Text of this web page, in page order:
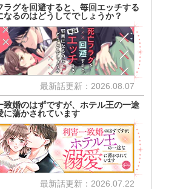
ラグを回避すると、毎回エッチする
なるのはどうしてでしょうか？
最新話更新：2026.08.07
致婚のはずですが、ホテル王の一途
に蕩かされています
最新話更新：2026.07.22